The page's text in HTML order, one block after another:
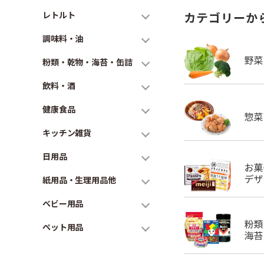
レトルト
調味料・油
粉類・乾物・海苔・缶詰
飲料・酒
健康食品
キッチン雑貨
日用品
紙用品・生理用品他
ベビー用品
ペット用品
カテゴリーか